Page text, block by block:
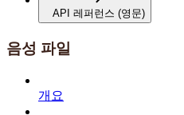
API 레퍼런스 (영문)
음성 파일
개요